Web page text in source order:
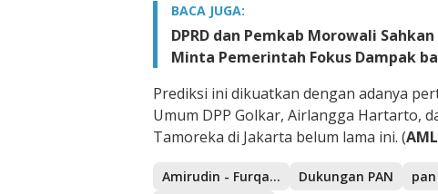
BACA JUGA:
DPRD dan Pemkab Morowali Sahkan
Minta Pemerintah Fokus Dampak
Prediksi ini dikuatkan dengan adanya
Umum DPP Golkar, Airlangga Hartarto,
Tamoreka di Jakarta belum lama ini. (
Amirudin - Furqanuddin Dukungan PAN pan